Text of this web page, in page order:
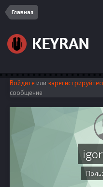
Главная
Войдите или
сообщение